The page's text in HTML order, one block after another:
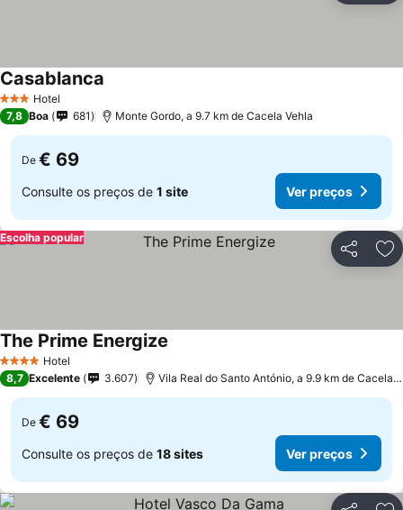
3 EstrelasHotel
Casablanca
7,8 Boa 681 Monte Gordo, a 9.7 km de Cacela Vehla
De € 69
Consulte os preços de 1 site Ver preços
Partilhar
Escolha popular
4 EstrelasHotel
The Prime Energize
8,7 Excelente 3.607 Vila Real do Santo António, a 9.9 km de Cacela
De € 69
Consulte os preços de 18 sites Ver preços